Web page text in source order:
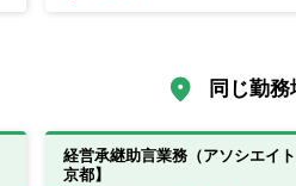
同じ勤
経営承継助言業務（アソシエイ
京都】